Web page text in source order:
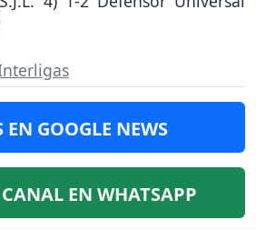
EN GOOGLE NEWS
EN WHATSAPP